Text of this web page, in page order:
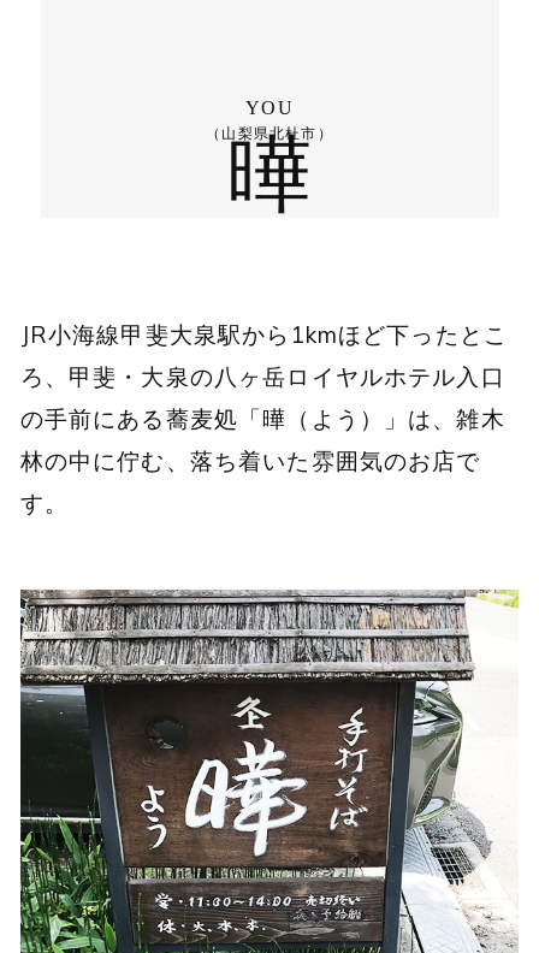
YOU
（山梨県北杜市）
JR小海線甲斐大泉駅から1kmほど下ったとこ
ろ、甲斐・大泉の八ヶ岳ロイヤルホテル入口
の手前にある蕎麦処「曄（よう）」は、雑木
林の中に佇む、落ち着いた雰囲気のお店で
す。